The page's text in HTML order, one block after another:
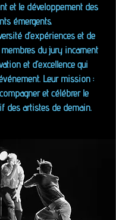
et le développement des
émergents.
d’expériences et de
du jury incarnent
et d’excellence qui
Leur mission :
et célébrer le
des artistes de demain.